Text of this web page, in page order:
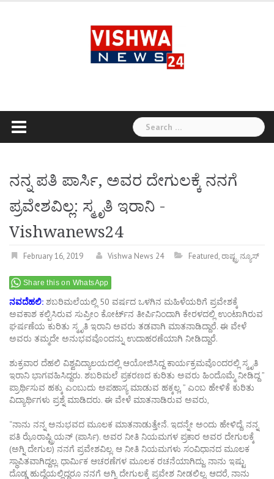
Search
for:
ನನ್ನ ಪತಿ ಪಾರ್ಸಿ, ಅವರ ದೇಗುಲಕ್ಕೆ ನನಗೆ
ಪ್ರವೇಶವಿಲ್ಲ: ಸ್ಮೃತಿ ಇರಾನಿ -
Vishwanews24
February 16, 2019 Vishwa News 24 Featured,ರಾಷ್ಟ್ರ ನ್ಯೂಸ್
Share this on WhatsApp
ನವದೆಹಲಿ: ಶಬರಿಮಲೆಯಲ್ಲಿ 50 ವರ್ಷದ ಒಳಗಿನ ಮಹಿಳೆಯರಿಗೆ ಪ್ರವೇಶಕ್ಕೆ
ಅವಕಾಶ ಕಲ್ಪಿಸಿರುವ ಸುಪ್ರೀಂ ಕೋರ್ಟ್​ನ ತೀರ್ಪಿನಿಂದಾಗಿ ಕೇರಳದಲ್ಲಿ ಉಂಟಾಗಿರುವ
ಘರ್ಷಣೆಯ ಕುರಿತು ಸ್ಮೃತಿ ಇರಾನಿ ಅವರು ತಡವಾಗಿ ಮಾತನಾಡಿದ್ದಾರೆ. ಈ ವೇಳೆ
ಅವರು ತಮ್ಮದೇ ಅನುಭವವೊಂದನ್ನು ಉದಾಹರಣೆಯಾಗಿ ನೀಡಿದ್ದಾರೆ.
ಶುಕ್ರವಾರ ದೆಹಲಿ ವಿಶ್ವವಿದ್ಯಾಲಯದಲ್ಲಿ ಆಯೋಜಿಸಿದ್ದ ಕಾರ್ಯಕ್ರಮವೊಂದರಲ್ಲಿ ಸ್ಮೃತಿ
ಇರಾನಿ ಭಾಗವಹಿಸಿದ್ದರು. ಶಬರಿಮಲೆ ಪ್ರಕರಣದ ಕುರಿತು ಅವರು ಹಿಂದೊಮ್ಮೆ ನೀಡಿದ್ದ ”
ಪ್ರಾರ್ಥಿಸುವ ಹಕ್ಕು ಎಂಬುದು ಅಪಹಾಸ್ಯ ಮಾಡುವ ಹಕ್ಕಲ್ಲ, ” ಎಂಬ ಹೇಳಿಕೆ ಕುರಿತು
ವಿದ್ಯಾರ್ಥಿಗಳು ಪ್ರಶ್ನೆ ಮಾಡಿದರು. ಈ ವೇಳೆ ಮಾತನಾಡಿರುವ ಅವರು,
“ನಾನು ನನ್ನ ಅನುಭವದ ಮೂಲಕ ಮಾತನಾಡುತ್ತೇನೆ. ಇದನ್ನೇ ಅಂದು ಹೇಳಿದ್ದೆ. ನನ್ನ
ಪತಿ ಝೊರಾಷ್ಟ್ರಿಯನ್​ (ಪಾರ್ಸಿ). ಅವರ ನೀತಿ ನಿಯಮಗಳ ಪ್ರಕಾರ ಅವರ ದೇಗುಲಕ್ಕೆ
(ಅಗ್ನಿ ದೇಗುಲ) ನನಗೆ ಪ್ರವೇಶವಿಲ್ಲ. ಆ ನೀತಿ ನಿಯಮಗಳು ಸಂವಿಧಾನದ ಮೂಲಕ
ಸ್ಥಾಪಿತವಾಗಿದ್ದಲ್ಲ. ಧಾರ್ಮಿಕ ಆಚರಣೆಗಳ ಮೂಲಕ ರಚನೆಯಾಗಿದ್ದು. ನಾನು ಇಷ್ಟು
ದೊಡ್ಡ ಹುದ್ದೆಯಲ್ಲಿದ್ದರೂ ನನಗೆ ಅಗ್ನಿ ದೇಗುಲಕ್ಕೆ ಪ್ರವೇಶ ನೀಡಲಿಲ್ಲ. ಆದರೆ, ನಾನು